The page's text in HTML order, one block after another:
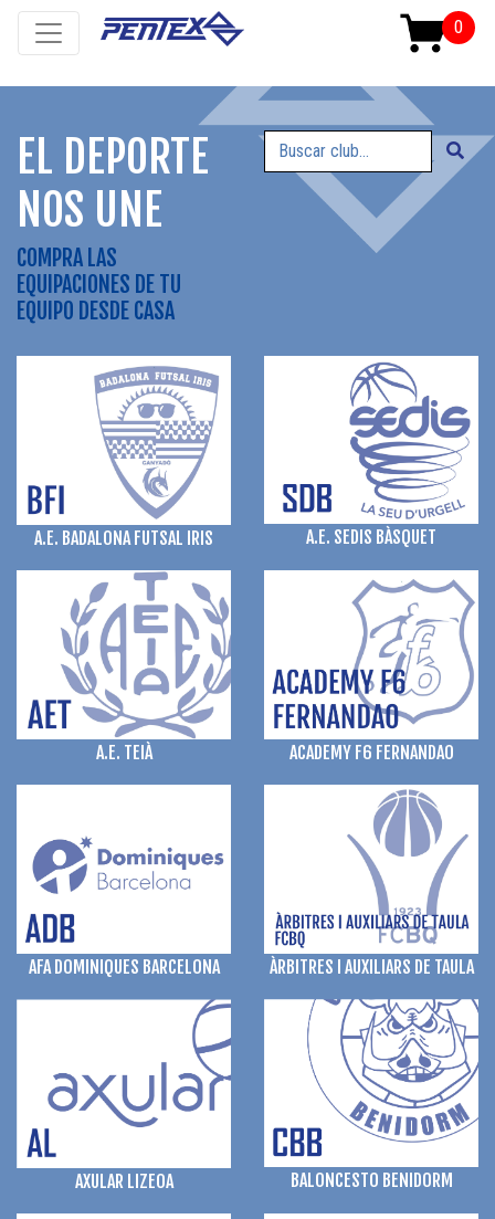
EL DEPORTE
NOS UNE
COMPRA LAS
EQUIPACIONES DE TU
EQUIPO DESDE CASA
A.E. BADALONA FUTSAL IRIS A.E. SEDIS BÀSQUET
A.E. TEIÀ ACADEMY F6 FERNANDAO
AFA DOMINIQUES BARCELONA ÀRBITRES I AUXILIARS DE TAULA
AXULAR LIZEOA BALONCESTO BENIDORM